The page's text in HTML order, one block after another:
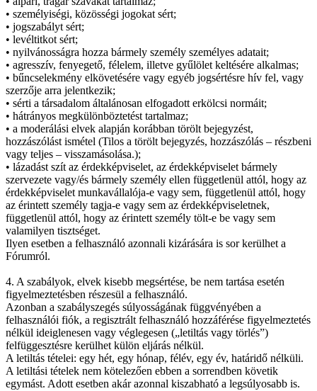
• személyiségi, közösségi jogokat sért;
• jogszabályt sért;
• levéltitkot sért;
• nyilvánosságra hozza bármely személy személyes adatait;
• agresszív, fenyegető, félelem, illetve gyűlölet keltésére alkalmas;
• bűncselekmény elkövetésére vagy egyéb jogsértésre hív fel, vagy
szerzője arra jelentkezik;
• sérti a társadalom általánosan elfogadott erkölcsi normáit;
• hátrányos megkülönböztetést tartalmaz;
• a moderálási elvek alapján korábban törölt bejegyzést,
hozzászólást ismétel (Tilos a törölt bejegyzés, hozzászólás – részbeni
vagy teljes – visszamásolása.);
• lázadást szít az érdekképviselet, az érdekképviselet bármely
szervezete vagy/és bármely személy ellen függetlenül attól, hogy az
érdekképviselet munkavállalója-e vagy sem, függetlenül attól, hogy
az érintett személy tagja-e vagy sem az érdekképviseletnek,
függetlenül attól, hogy az érintett személy tölt-e be vagy sem
valamilyen tisztséget.
Ilyen esetben a felhasználó azonnali kizárására is sor kerülhet a
Fórumról.
4. A szabályok, elvek kisebb megsértése, be nem tartása esetén
figyelmeztetésben részesül a felhasználó.
Azonban a szabályszegés súlyosságának függvényében a
felhasználói fiók, a regisztrált felhasználó hozzáférése figyelmeztetés
nélkül ideiglenesen vagy véglegesen („letiltás vagy törlés”)
felfüggesztésre kerülhet külön eljárás nélkül.
A letiltás tételei: egy hét, egy hónap, félév, egy év, határidő nélküli.
A letiltási tételek nem kötelezően ebben a sorrendben követik
egymást. Adott esetben akár azonnal kiszabható a legsúlyosabb is.